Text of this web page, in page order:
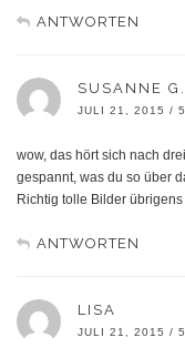
ANTWORTEN
SUSANNE G.
JULI 21, 2015 /
wow, das hört sich nach
gespannt, was du so über
Richtig tolle Bilder übrigens
ANTWORTEN
LISA
JULI 21, 2015 /